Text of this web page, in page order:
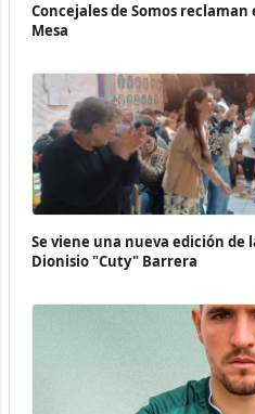
Concejales de Somos
Mesa
Se viene una nueva edición de
Dionisio "Cuty" Barrera